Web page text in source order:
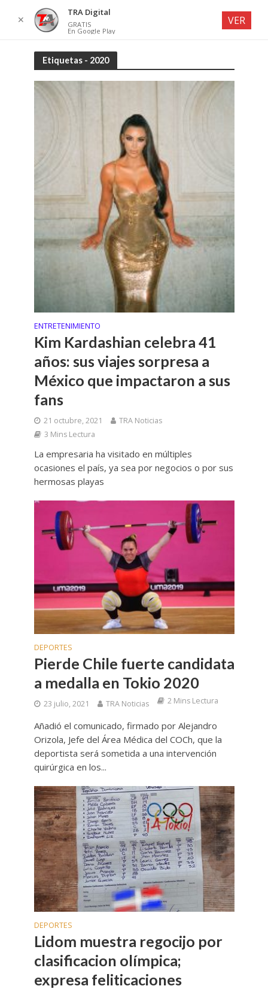
Etiquetas - 2020
ENTRETENIMIENTO
Kim Kardashian celebra 41
años: sus viajes sorpresa a
México que impactaron a sus
fans
21 octubre, 2021
TRA Noticias
3 Mins Lectura
La empresaria ha visitado en múltiples
ocasiones el país, ya sea por negocios o por sus
hermosas playas
DEPORTES
Pierde Chile fuerte candidata
a medalla en Tokio 2020
23 julio, 2021 TRA Noticias 2 Mins Lectura
Añadió el comunicado, firmado por Alejandro
Orizola, Jefe del Área Médica del COCh, que la
deportista será sometida a una intervención
quirúrgica en los...
DEPORTES
Lidom muestra regocijo por
clasificacion olímpica;
expresa feliticaciones
✕
TRA Digital
GRATIS
En Google Play
VER